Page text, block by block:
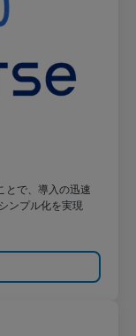
とで、導入の迅速
ンプル化を実現